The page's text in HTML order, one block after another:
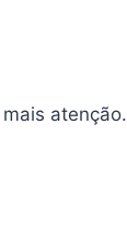
atenção.